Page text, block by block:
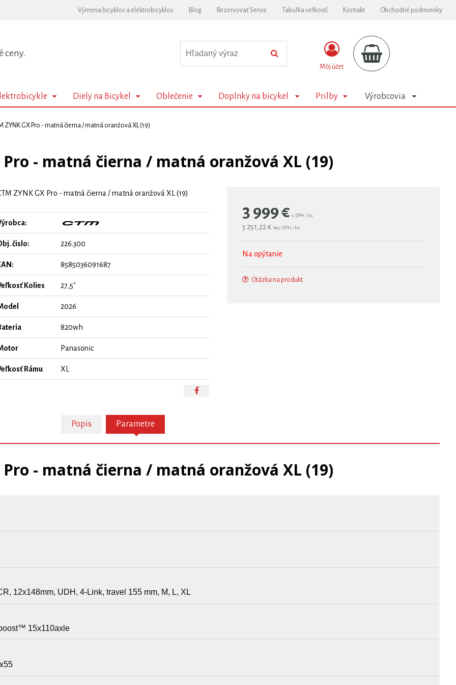
ceny.
Výmena bicyklov a elektrobicyklov Blog Rezervovať Servis Tabuľka veľkostí Kontakt Obchodné podmienky
Môj účet
Diely na Bicykel Oblečenie Doplnky na bicykel Prilby Výrobcovia
ZYNK GX Pro - matná čierna / matná oranžová XL (19)
Pro - matná čierna / matná oranžová XL (19)
3 999€ s DPH / ks
3 251,22 € bez DPH / ks
Na opýtanie
Otázka na produkt
ZYNK GX Pro - matná čierna / matná oranžová XL (19)
čislo: 226.300
8585036091687
Kolies 27,5"
2026
820wh
Panasonic
Rámu XL
Popis Parametre
Pro - matná čierna / matná oranžová XL (19)
12x148mm, UDH, 4-Link, travel 155 mm, M, L, XL
15x110axle